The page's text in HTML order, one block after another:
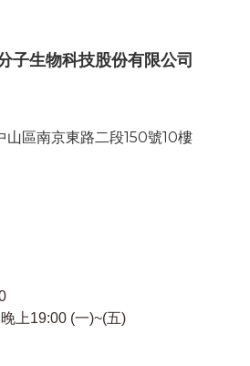
子生物科技股份有限公司
山區南京東路二段150號10樓
晚上19:00 (一)~(五)